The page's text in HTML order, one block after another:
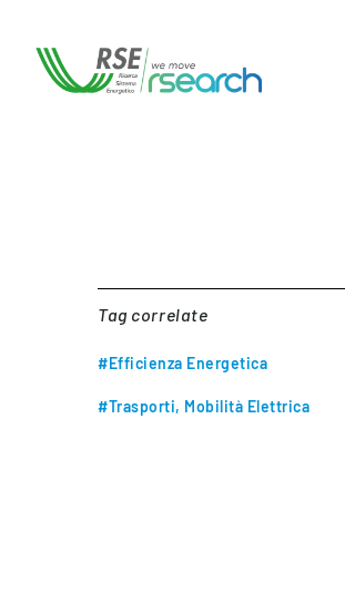
Tag correlate
#Efficienza Energetica
#Trasporti, Mobilità Elettrica